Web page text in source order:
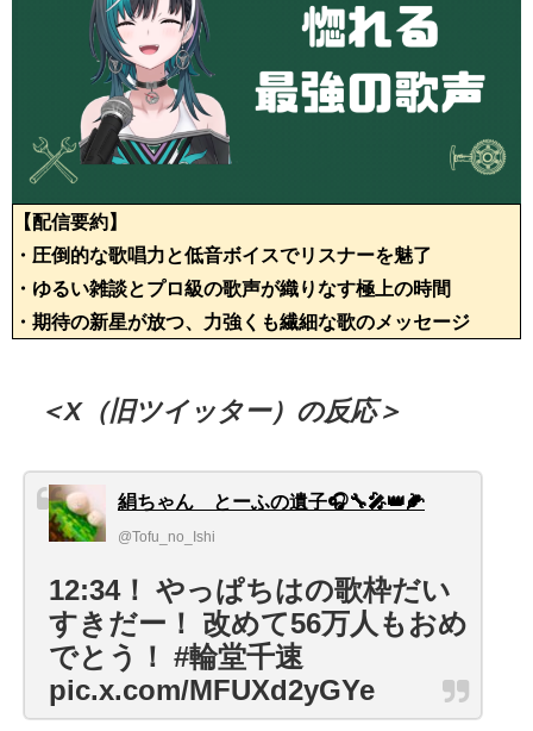
【配信要約】
・圧倒的な歌唱力と低音ボイスでリスナーを魅了
・ゆるい雑談とプロ級の歌声が織りなす極上の時間
・期待の新星が放つ、力強くも繊細な歌のメッセージ
＜X（旧ツイッター）の反応＞
絹ちゃん とーふの遺子🎧🔧🎤👑🌽
@Tofu_no_Ishi
12:34！ やっぱちはの歌枠だい
すきだー！ 改めて56万人もおめ
でとう！ #輪堂千速
pic.x.com/MFUXd2yGYe